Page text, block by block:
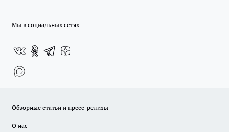
Мы в социальных сетях
Обзорные статьи и пресс-релизы
О нас